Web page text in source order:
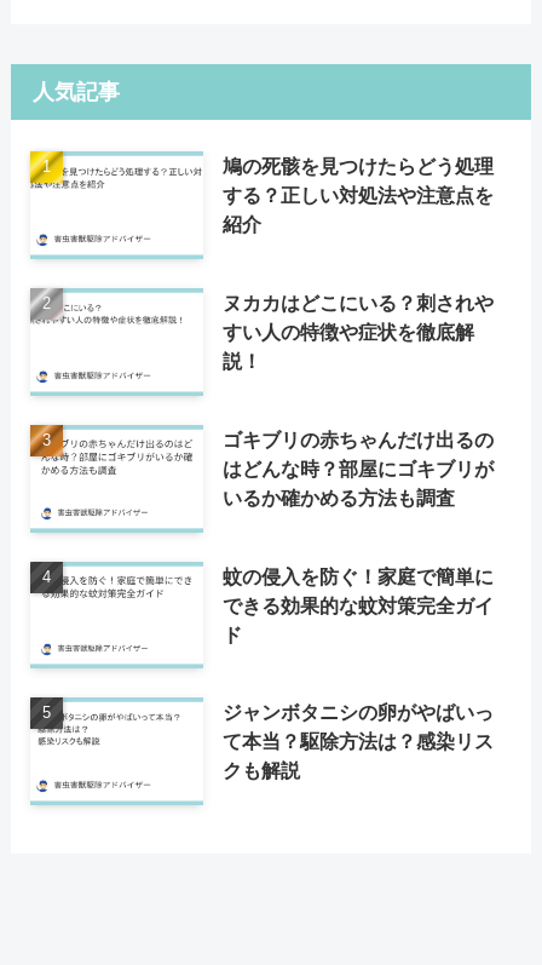
人気記事
鳩の死骸を見つけたらどう処理
する？正しい対処法や注意点を
紹介
ヌカカはどこにいる？刺されや
すい人の特徴や症状を徹底解
説！
ゴキブリの赤ちゃんだけ出るの
はどんな時？部屋にゴキブリが
いるか確かめる方法も調査
蚊の侵入を防ぐ！家庭で簡単に
できる効果的な蚊対策完全ガイ
ド
ジャンボタニシの卵がやばいっ
て本当？駆除方法は？感染リス
クも解説